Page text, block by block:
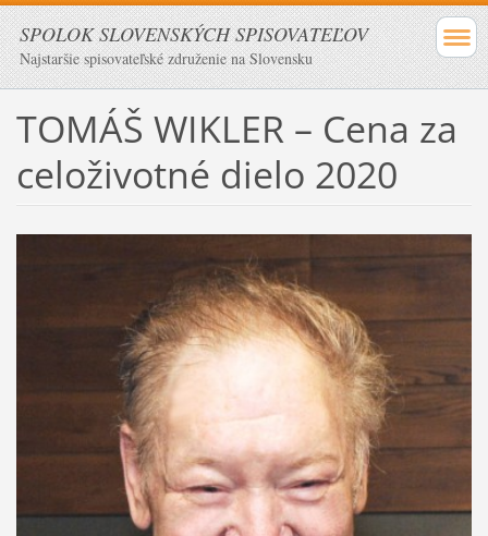
SPOLOK SLOVENSKÝCH SPISOVATEĽOV
Najstaršie spisovateľské združenie na Slovensku
TOMÁŠ WIKLER – Cena za
celoživotné dielo 2020